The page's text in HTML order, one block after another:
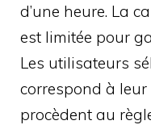
d’une heure. La
est limitée pour
Les utilisateurs
correspond à
procèdent au